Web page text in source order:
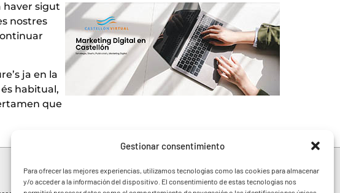
Gestionar consentimiento
Para ofrecer las mejores experiencias, utilizamos tecnologías como las cookies para almacenar
y/o acceder a la información del dispositivo. El consentimiento de estas tecnologías nos
haver sigut
nostres
ja en la
habitual,
que